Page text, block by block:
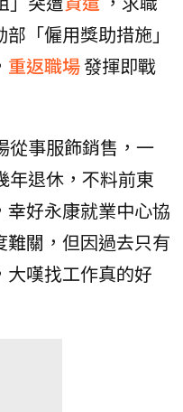
「僱用獎助措施」
重返職場發揮即戰
從事服飾銷售，一
年退休，不料前東
好永康就業中心協
關，但因過去只有
大嘆找工作真的好